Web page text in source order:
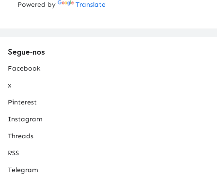
Powered by Translate
Segue-nos
Facebook
x
Pinterest
Instagram
Threads
RSS
Telegram